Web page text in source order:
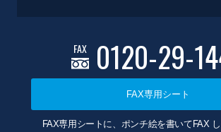
FAX 0120-29-
FAX専用シート
FAX専用シートに、ポンチ絵を書いてFAX し